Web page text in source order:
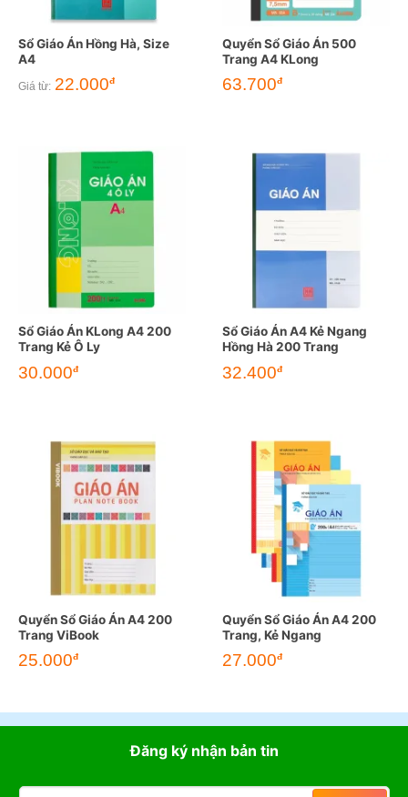
Sổ Giáo Án Hồng Hà, Size
A4
Giá từ: 22.000đ
Quyển Sổ Giáo Án 500
Trang A4 KLong
63.700đ
Sổ Giáo Án KLong A4 200
Trang Kẻ Ô Ly
30.000đ
Sổ Giáo Án A4 Kẻ Ngang
Hồng Hà 200 Trang
32.400đ
Quyển Sổ Giáo Án A4 200
Trang ViBook
25.000đ
Quyển Sổ Giáo Án A4 200
Trang, Kẻ Ngang
27.000đ
Đăng ký nhận bản tin